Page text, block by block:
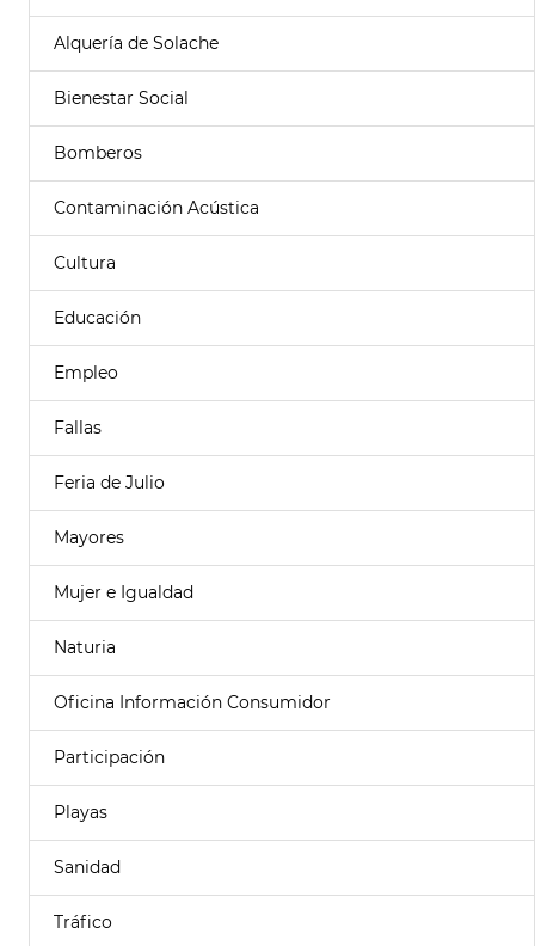
Alquería de Solache
Bienestar Social
Bomberos
Contaminación Acústica
Cultura
Educación
Empleo
Fallas
Feria de Julio
Mayores
Mujer e Igualdad
Naturia
Oficina Información Consumidor
Participación
Playas
Sanidad
Tráfico